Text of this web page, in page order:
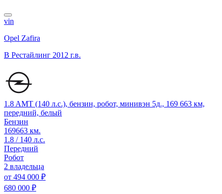
vin
Opel Zafira
B Рестайлинг 2012 г.в.
1.8 AMT (140 л.с.), бензин, робот, минивэн 5д., 169 663 км,
передний, белый
Бензин
169663 км.
1.8 / 140 л.с.
Передний
Робот
2 владельца
от 494 000 ₽
680 000 ₽